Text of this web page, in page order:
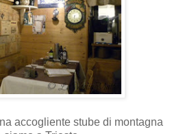
accogliente stube di montagna